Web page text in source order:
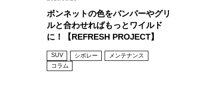
ボンネットの色をバンパーやグリ
ルと合わせればもっとワイルド
に！【REFRESH PROJECT】
SUV シボレー
メンテナンス
コラム